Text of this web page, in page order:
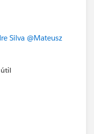
Silva @Mateusz